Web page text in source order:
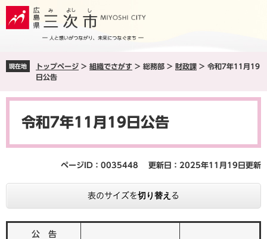
ペ
ジ
メ
ュ
現在地 トップページ > 組織でさがす > 総務部 > 財政課 > 令和7年11月19
日公告
本
令和7年11月19日公告
ページID：0035448 更新日：2025年11月19日更新
表のサイズを切り替える
公 告